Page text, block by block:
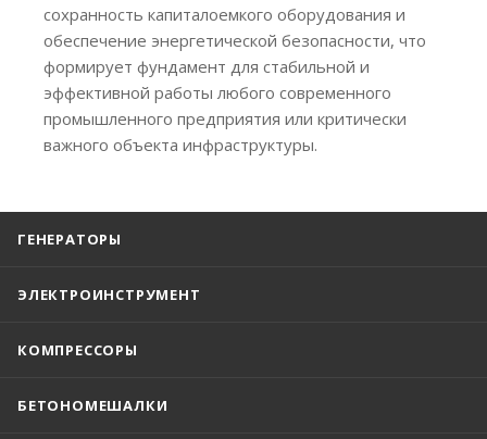
сохранность капиталоемкого оборудования и
обеспечение энергетической безопасности, что
формирует фундамент для стабильной и
эффективной работы любого современного
промышленного предприятия или критически
важного объекта инфраструктуры.
ГЕНЕРАТОРЫ
ЭЛЕКТРОИНСТРУМЕНТ
КОМПРЕССОРЫ
БЕТОНОМЕШАЛКИ